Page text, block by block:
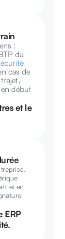
:
du
cas de
début
et le
et en
ERP